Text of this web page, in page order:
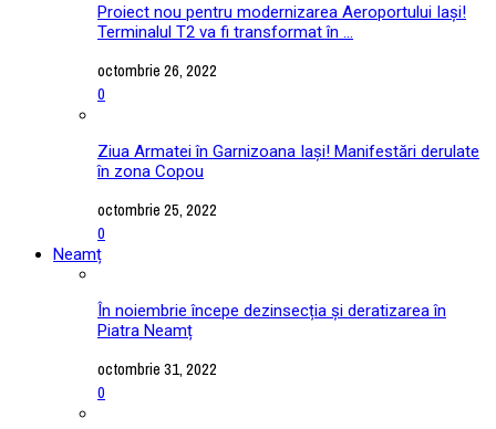
Proiect nou pentru modernizarea Aeroportului Iași!
Terminalul T2 va fi transformat în ...
octombrie 26, 2022
0
Ziua Armatei în Garnizoana Iași! Manifestări derulate
în zona Copou
octombrie 25, 2022
0
Neamț
În noiembrie începe dezinsecția și deratizarea în
Piatra Neamț
octombrie 31, 2022
0